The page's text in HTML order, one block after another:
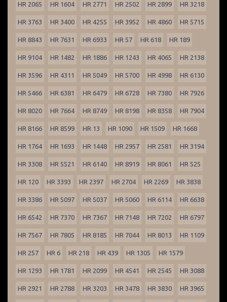
HR 2065 HR 1604 HR 2771 HR 2502 HR 2899 HR 3218
HR 3763 HR 3400 HR 4255 HR 3952 HR 4860 HR 5715
HR 8843 HR 7631 HR 6933 HR 57 HR 618 HR 189
HR 9104 HR 1482 HR 1886 HR 1243 HR 4065 HR 2138
HR 3596 HR 4311 HR 5049 HR 5700 HR 4998 HR 6130
HR 5466 HR 6381 HR 6479 HR 6728 HR 7380 HR 7926
HR 8020 HR 7664 HR 8749 HR 8198 HR 8358 HR 7904
HR 8166 HR 8599 HR 13 HR 1090 HR 1509 HR 1668
HR 1764 HR 1693 HR 1448 HR 2957 HR 2581 HR 3194
HR 3308 HR 5521 HR 6140 HR 8919 HR 8061 HR 525
HR 120 HR 3393 HR 2397 HR 2704 HR 2269 HR 3838
HR 3386 HR 5097 HR 5037 HR 5060 HR 6114 HR 6638
HR 6542 HR 7370 HR 7367 HR 7148 HR 7202 HR 6797
HR 7567 HR 7805 HR 8185 HR 7044 HR 8013 HR 1109
HR 257 HR 6 HR 218 HR 439 HR 1305 HR 1579
HR 1293 HR 1781 HR 2099 HR 4541 HR 2545 HR 3088
HR 2921 HR 2788 HR 3203 HR 3478 HR 3830 HR 3965